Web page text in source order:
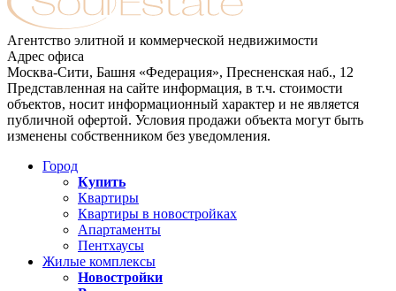
Агентство элитной и коммерческой недвижимости
Адрес офиса
Москва-Сити, Башня «Федерация», Пресненская наб., 12
Представленная на сайте информация, в т.ч. стоимости
объектов, носит информационный характер и не является
публичной офертой. Условия продажи объекта могут быть
изменены собственником без уведомления.
Город
Купить
Квартиры
Квартиры в новостройках
Апартаменты
Пентхаусы
Жилые комплексы
Новостройки